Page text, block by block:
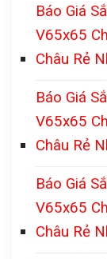
Báo Giá
V65x65
Châu Rẻ
Báo Giá
V65x65
Châu Rẻ
Báo Giá
V65x65
Châu Rẻ